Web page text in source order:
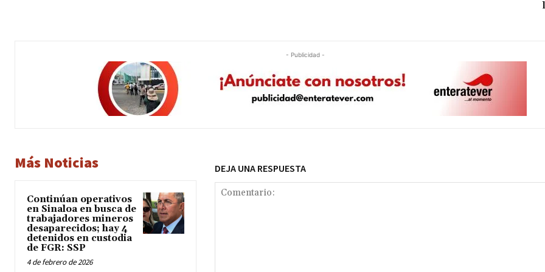
- Publicidad -
Más Noticias
Continúan operativos
en Sinaloa en busca de
trabajadores mineros
desaparecidos; hay 4
detenidos en custodia
de FGR: SSP
4 de febrero de 2026
DEJA UNA RESPUESTA